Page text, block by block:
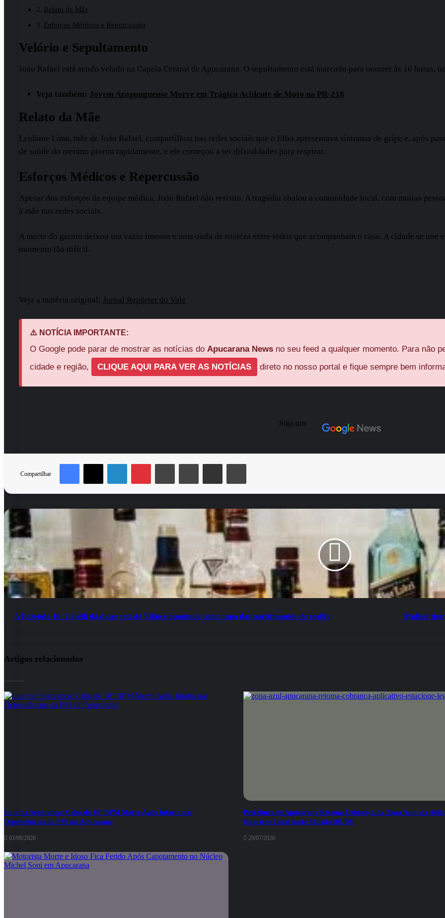
Relato da Mãe
Esforços Médicos e Repercussão
Velório e Sepultamento
João Rafael está sendo velado na Capela Central de Apucarana. O sepultamento está marcado para ocorrer às 16 horas,
Veja também: Jovem Araponguense Morre em Trágico Acidente de Moto na PR-218
Relato da Mãe
Leidiane Lima, mãe de João Rafael, compartilhou nas redes sociais que o filho apresentava sintomas de gripe e, após
de saúde do menino piorou rapidamente, e ele começou a ter dificuldades para respirar.
Esforços Médicos e Repercussão
Apesar dos esforços da equipe médica, João Rafael não resistiu. A tragédia abalou a comunidade local, com muitas
à mãe nas redes sociais.
A morte do garoto deixou um vazio imenso e uma onda de tristeza entre todos que acompanham o caso. A cidade se
momento tão difícil.
Veja a matéria original; Jornal Repórter do Vale
⚠️ NOTÍCIA IMPORTANTE:
O Google pode parar de mostrar as notícias do Apucarana News no seu feed a qualquer momento. Para não
cidade e região,
CLIQUE AQUI PARA VER AS NOTÍCIAS direto no nosso portal e fique sempre bem
Siga-nos
Compartilhar
Facebook
X LinkedinPinterestMessengerMessenger
Compartilhar via e-mail Imprimir
A
Fazenda
16:
Carelli
dicas
e
ex
de
Vitão
como
do
reality
A Fazenda 16: Carelli dá dicas e ex de Vitão é apontada como uma das participantes do reality
Mulher
desmaia
ao
ser
agredida
Bar
de
Apucarana
Mulher
Artigos relacionados
Luto na Segurança: Cabo do 10º BPM Morre Após Infarto nas
Dependências da PM em Apucarana
03/08/2026
Prefeitura de Apucarana Retoma Cobrança da Zona Azul via
Estacione Legal neste Sábado (01/08)
29/07/2026